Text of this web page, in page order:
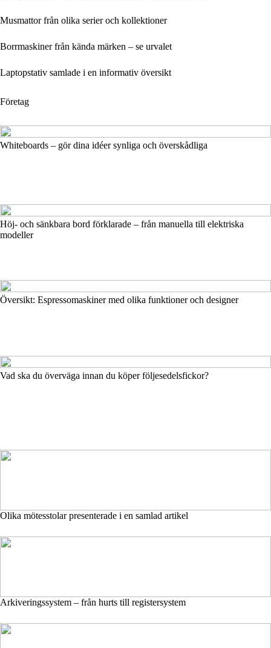
Musmattor från olika serier och kollektioner
Borrmaskiner från kända märken – se urvalet
Laptopstativ samlade i en informativ översikt
Företag
Whiteboards – gör dina idéer synliga och överskådliga
Höj- och sänkbara bord förklarade – från manuella till elektriska
modeller
Översikt: Espressomaskiner med olika funktioner och designer
Vad ska du överväga innan du köper följesedelsfickor?
Olika mötesstolar presenterade i en samlad artikel
Arkiveringssystem – från hurts till registersystem